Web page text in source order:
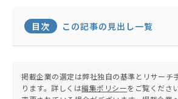
目次 この記事の見出し一覧
掲載企業の選定は弊社独自の基準とリサーチ
ります。詳しくは編集ポリシーをご覧くださ